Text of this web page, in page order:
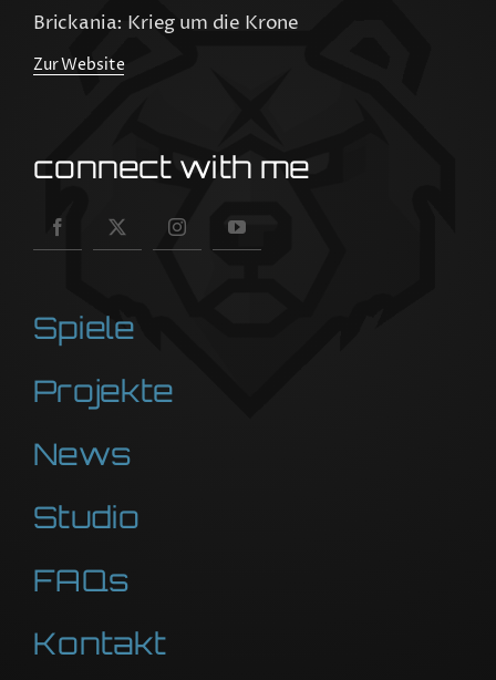
Brickania: Krieg um die Krone
Zur Website
connect with me
Spiele
Projekte
News
Studio
FAQs
Kontakt